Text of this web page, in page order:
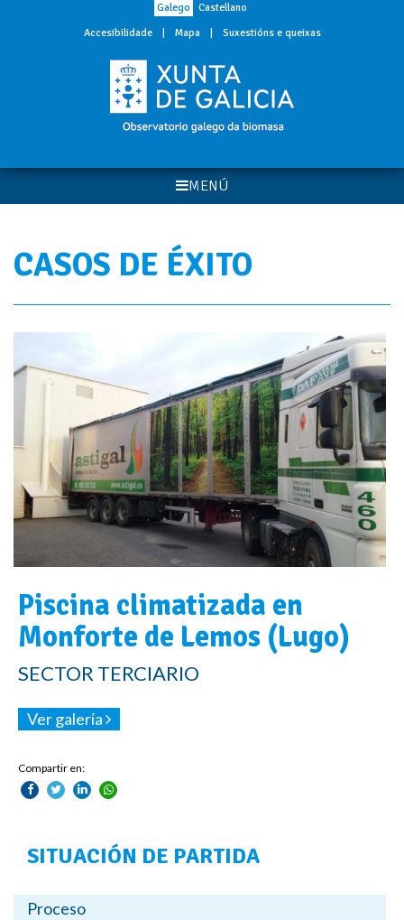
Galego
Castellano
Accesibilidade
Mapa Suxestións e queixas
MENÚ
CASOS DE ÉXITO
Piscina climatizada en
Monforte de Lemos (Lugo)
SECTOR TERCIARIO
Ver galería
Compartir en:
SITUACIÓN DE PARTIDA
Proceso